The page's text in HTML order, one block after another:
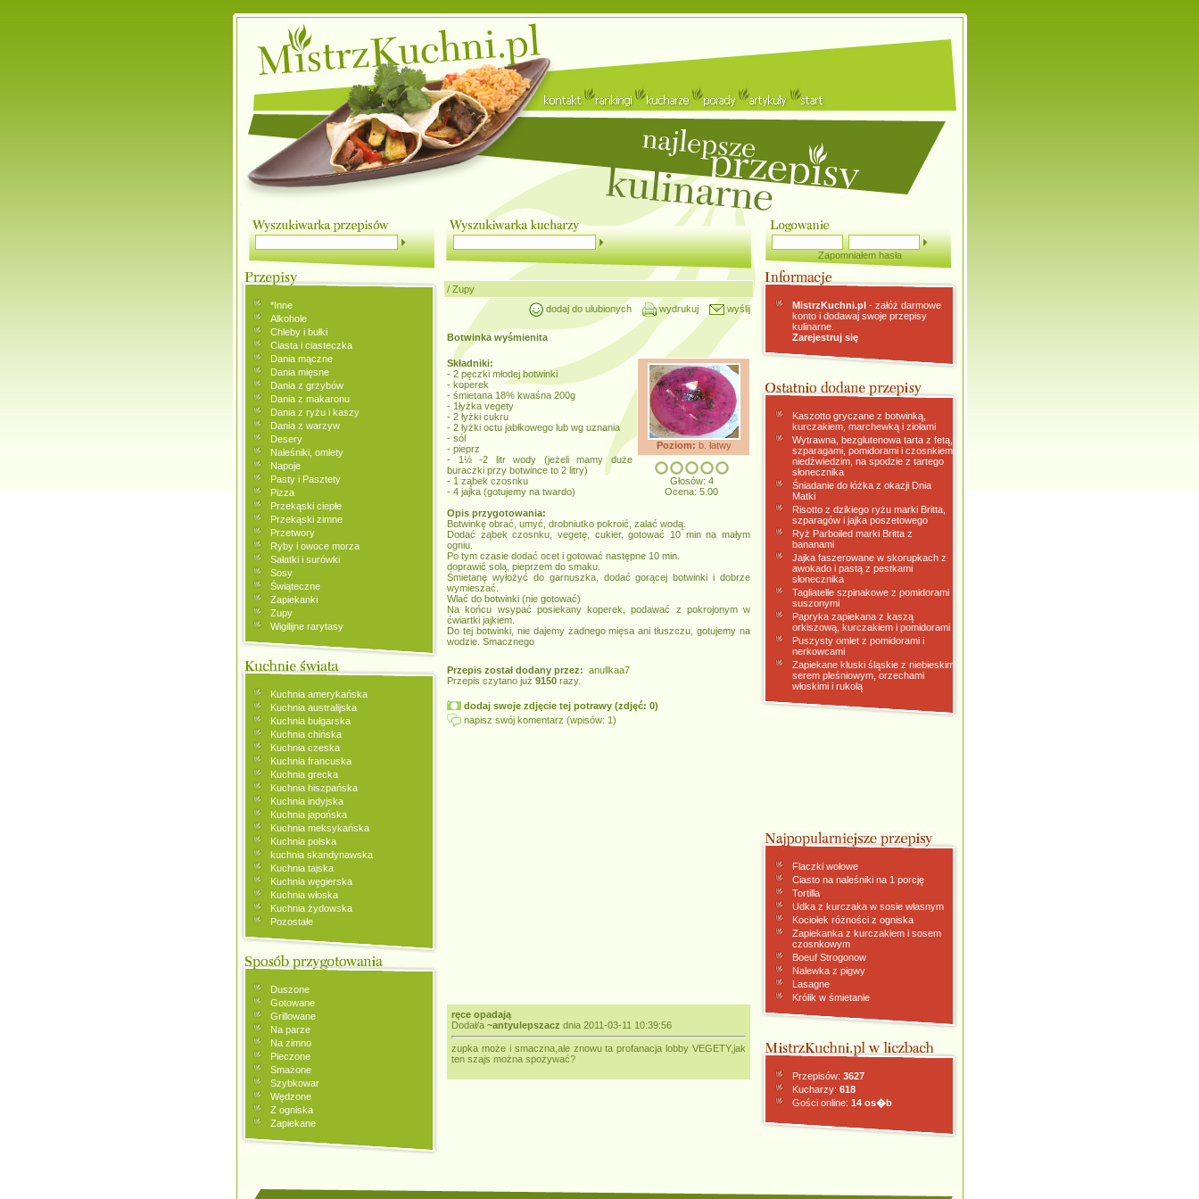
Zapomniałem hasła
*Inne
Alkohole
Chleby i bułki
Ciasta i ciasteczka
Dania mączne
Dania mięsne
Dania z grzybów
Dania z makaronu
Dania z ryżu i kaszy
Dania z warzyw
Desery
Naleśniki, omlety
Napoje
Pasty i Pasztety
Pizza
Przekąski ciepłe
Przekąski zimne
Przetwory
Ryby i owoce morza
Sałatki i surówki
Sosy
Świąteczne
Zapiekanki
Zupy
Wigilijne rarytasy
Kuchnia amerykańska
Kuchnia australijska
Kuchnia bułgarska
Kuchnia chińska
Kuchnia czeska
Kuchnia francuska
Kuchnia grecka
Kuchnia hiszpańska
Kuchnia indyjska
Kuchnia japońska
Kuchnia meksykańska
Kuchnia polska
kuchnia skandynawska
Kuchnia tajska
Kuchnia węgierska
Kuchnia włoska
Kuchnia żydowska
Pozostałe
Duszone
Gotowane
Grillowane
Na parze
Na zimno
Pieczone
Smażone
Szybkowar
Wędzone
Z ogniska
Zapiekane
/ Zupy
dodaj do ulubionych
wydrukuj wyślij
Botwinka wyśmienita
Poziom: b. łatwy
Głosów: 4
Ocena: 5.00
Składniki:
- 2 pęczki młodej botwinki
- koperek
- śmietana 18% kwaśna 200g
- 1łyżka vegety
- 2 łyżki cukru
- 2 łyżki octu jabłkowego lub wg uznania
- sól
- pieprz
- 1½ -2 litr wody (jeżeli mamy duże
buraczki przy botwince to 2 litry)
- 1 ząbek czosnku
- 4 jajka (gotujemy na twardo)
Opis przygotowania:
Botwinkę obrać, umyć, drobniutko pokroić, zalać wodą.
Dodać ząbek czosnku, vegetę, cukier, gotować 10 min na małym
ogniu.
Po tym czasie dodać ocet i gotować następne 10 min.
doprawić solą, pieprzem do smaku.
Śmietanę wyłożyć do garnuszka, dodać gorącej botwinki i dobrze
wymieszać.
Wlać do botwinki (nie gotować)
Na końcu wsypać posiekany koperek, podawać z pokrojonym w
ćwiartki jajkiem.
Do tej botwinki, nie dajemy żadnego mięsa ani tłuszczu, gotujemy na
wodzie. Smacznego
Przepis został dodany przez: anullkaa7
Przepis czytano już 9150 razy.
dodaj swoje zdjęcie tej potrawy (zdjęć: 0)
napisz swój komentarz (wpisów: 1)
ręce opadają
Dodał/a ~antyulepszacz dnia 2011-03-11 10:39:56
zupka może i smaczna,ale znowu ta profanacja lobby VEGETY,jak
ten szajs można spożywać?
MistrzKuchni.pl- załóż darmowe
konto i dodawaj swoje przepisy
kulinarne.
Zarejestruj się
Kaszotto gryczane z botwinką,
kurczakiem, marchewką i ziołami
Wytrawna, bezglutenowa tarta z fetą,
szparagami, pomidorami i czosnkiem
niedźwiedzim, na spodzie z tartego
słonecznika
Śniadanie do łóżka z okazji Dnia
Matki
Risotto z dzikiego ryżu marki Britta,
szparagów i jajka poszetowego
Ryż Parboiled marki Britta z
bananami
Jajka faszerowane w skorupkach z
awokado i pastą z pestkami
słonecznika
Tagliatelle szpinakowe z pomidorami
suszonymi
Papryka zapiekana z kaszą
orkiszową, kurczakiem i pomidorami
Puszysty omlet z pomidorami i
nerkowcami
Zapiekane kluski śląskie z niebieskim
serem pleśniowym, orzechami
włoskimi i rukolą
Flaczki wołowe
Ciasto na naleśniki na 1 porcję
Tortilla
Udka z kurczaka w sosie własnym
Kociołek różności z ogniska
Zapiekanka z kurczakiem i sosem
czosnkowym
Boeuf Strogonow
Nalewka z pigwy
Lasagne
Królik w śmietanie
Przepisów: 3627
Kucharzy: 618
Gości online: 14 os�b